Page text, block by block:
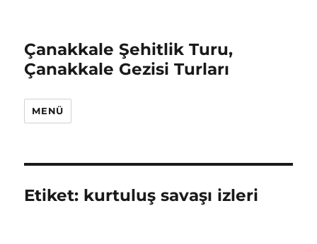
Çanakkale Şehitlik Turu,
Çanakkale Gezisi Turları
MENÜ
Etiket: kurtuluş savaşı izleri